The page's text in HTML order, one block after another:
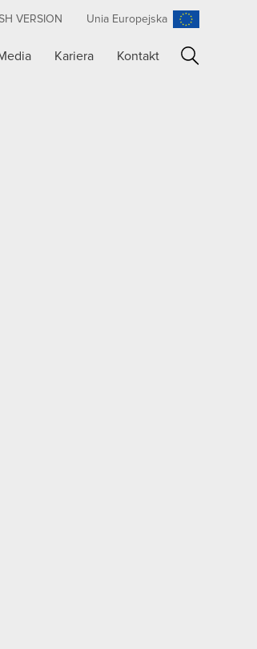
VERSION Unia Europejska
Kariera Kontakt